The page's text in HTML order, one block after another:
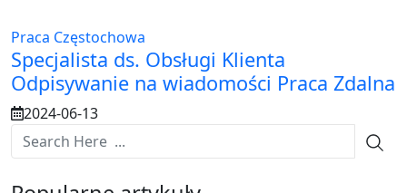
Praca Częstochowa
Specjalista ds. Obsługi Klienta
Odpisywanie na wiadomości Praca Zdalna
2024-06-13